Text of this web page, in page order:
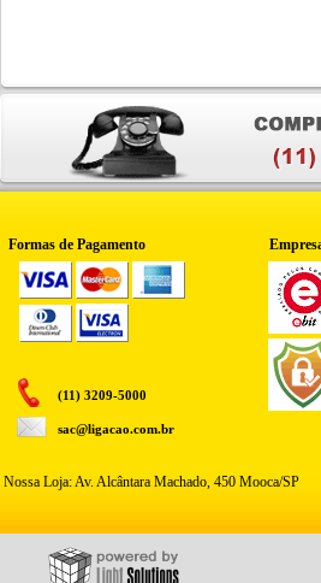
Formas de Pagamento
(11) 3209-5000
sac@ligacao.com.br
Nossa Loja: Av. Alcântara Machado, 450 Mooca/SP